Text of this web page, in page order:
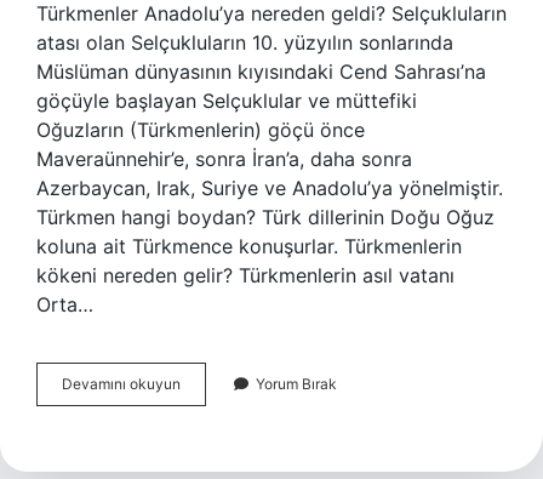
Türkmenler Anadolu’ya nereden geldi? Selçukluların
atası olan Selçukluların 10. yüzyılın sonlarında
Müslüman dünyasının kıyısındaki Cend Sahrası’na
göçüyle başlayan Selçuklular ve müttefiki
Oğuzların (Türkmenlerin) göçü önce
Maveraünnehir’e, sonra İran’a, daha sonra
Azerbaycan, Irak, Suriye ve Anadolu’ya yönelmiştir.
Türkmen hangi boydan? Türk dillerinin Doğu Oğuz
koluna ait Türkmence konuşurlar. Türkmenlerin
kökeni nereden gelir? Türkmenlerin asıl vatanı
Orta…
Devamını okuyun Anadolu
Türkmenleri
Yorum Bırak